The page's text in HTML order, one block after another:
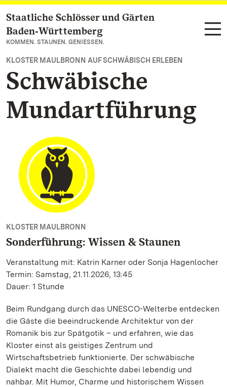
Zum Hauptinhalt springen
Staatliche Schlösser und Gärten
Baden‑Württemberg
KOMMEN. STAUNEN. GENIESSEN.
KLOSTER MAULBRONN AUF SCHWÄBISCH ERLEBEN
Schwäbische
Mundartführung
KLOSTER MAULBRONN
Sonderführung: Wissen & Staunen
Veranstaltung mit: Katrin Karner oder Sonja Hagenlocher
Termin: Samstag, 21.11.2026, 13:45
Dauer: 1 Stunde
Beim Rundgang durch das UNESCO-Welterbe entdecken
die Gäste die beeindruckende Architektur von der
Romanik bis zur Spätgotik – und erfahren, wie das
Kloster einst als geistiges Zentrum und
Wirtschaftsbetrieb funktionierte. Der schwäbische
Dialekt macht die Geschichte dabei lebendig und
nahbar. Mit Humor, Charme und historischem Wissen